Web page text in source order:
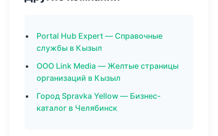
Portal Hub Expert — Справочные
службы в Кызыл
ООО Link Media — Желтые страницы
организаций в Кызыл
Город Spravka Yellow — Бизнес-
каталог в Челябинск